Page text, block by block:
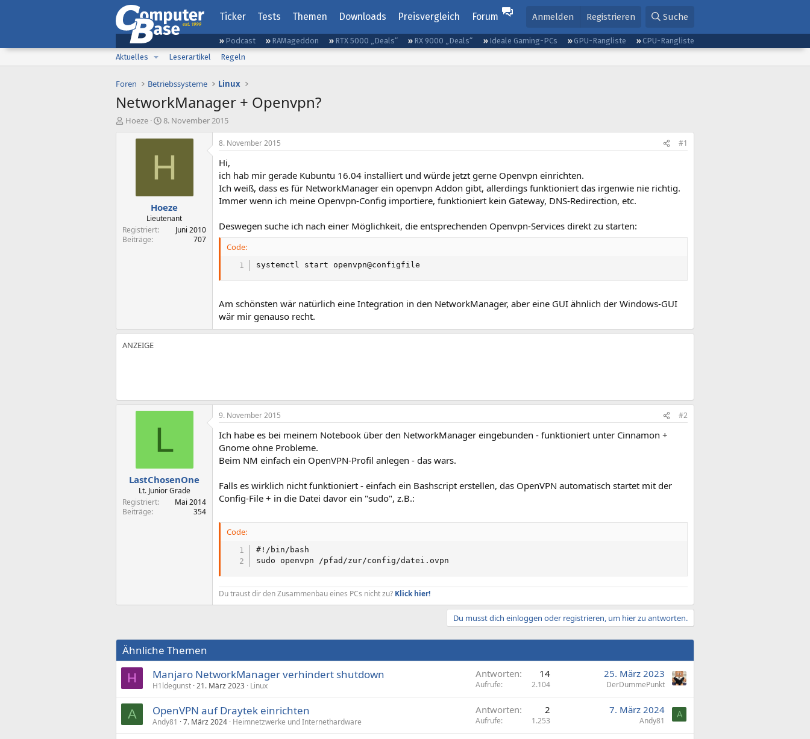
Ticker Tests Themen Downloads Preisvergleich Forum Anmelden Registrieren Suche
Podcast RAMageddon RTX 5000 „Deals“ RX 9000 „Deals“ Ideale Gaming-PCs GPU-Rangliste
CPU-Rangliste
Aktuelles
Leserartikel Regeln
Foren Betriebssysteme Linux
NetworkManager + Openvpn?
E
Hoeze
E
s
e
t
a
m
8. November 2015
H
Hoeze
Lieutenant
Registriert
Juni 2010
Beiträge
707
8. November 2015 #1
Hi,
ich hab mir gerade Kubuntu 16.04 installiert und würde jetzt gerne Openvpn einrichten.
Ich weiß, dass es für NetworkManager ein openvpn Addon gibt, allerdings funktioniert das irgenwie nie richtig.
Immer wenn ich meine Openvpn-Config importiere, funktioniert kein Gateway, DNS-Redirection, etc.
Deswegen suche ich nach einer Möglichkeit, die entsprechenden Openvpn-Services direkt zu starten:
Code:
systemctl start openvpn@configfile
Am schönsten wär natürlich eine Integration in den NetworkManager, aber eine GUI ähnlich der Windows-GUI
wär mir genauso recht.
L
LastChosenOne
Lt. Junior Grade
Registriert
Mai 2014
Beiträge
354
9. November 2015 #2
Ich habe es bei meinem Notebook über den NetworkManager eingebunden - funktioniert unter Cinnamon +
Gnome ohne Probleme.
Beim NM einfach ein OpenVPN-Profil anlegen - das wars.
Falls es wirklich nicht funktioniert - einfach ein Bashscript erstellen, das OpenVPN automatisch startet mit der
Config-File + in die Datei davor ein "sudo", z.B.:
Code:
#!/bin/bash
sudo openvpn /pfad/zur/config/datei.ovpn
Du traust dir den Zusammenbau eines PCs nicht zu? Klick hier!
Du musst dich einloggen oder registrieren, um hier zu antworten.
Ähnliche Themen
H Manjaro NetworkManager verhindert shutdown
H1ldegunst 21. März 2023 Linux
Antworten 14
Aufrufe 2.104
25. März 2023
DerDummePunkt
A OpenVPN auf Draytek einrichten
Andy81 7. März 2024 Heimnetzwerke und Internethardware
Antworten 2
Aufrufe 1.253
7. März 2024
Andy81
A